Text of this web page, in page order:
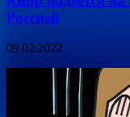
Россией
09.02.2022